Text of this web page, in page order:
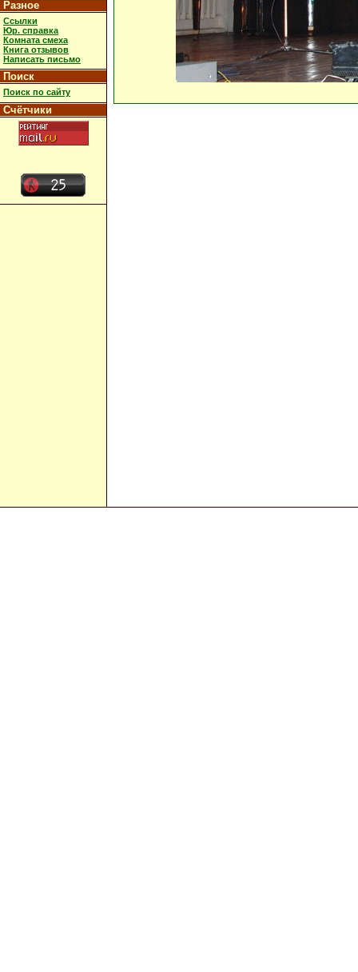
Разное
Ссылки
Юр. справка
Комната смеха
Книга отзывов
Написать письмо
Поиск
Поиск по сайту
Счётчики